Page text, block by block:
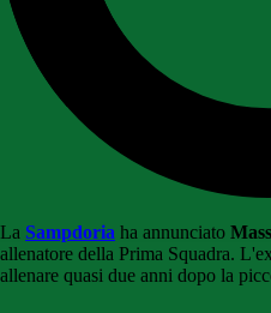
La Sampdoria ha annunciato
allenatore della Prima Squadra.
allenare quasi due anni dopo la